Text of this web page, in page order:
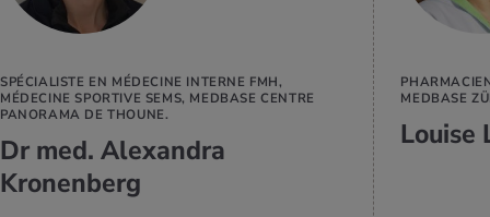
SPÉCIALISTE EN MÉDECINE INTERNE FMH,
MÉDECINE SPORTIVE SEMS, MEDBASE CENTRE
PANORAMA DE THOUNE.
Dr med. Alexandra
Kronenberg
MEDBASE
Louise